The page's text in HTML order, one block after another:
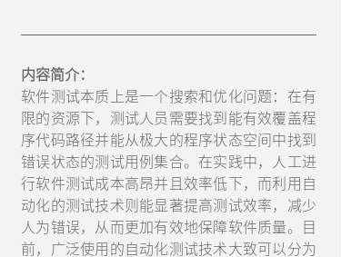
内容简介：
软件测试本质上是一个搜索和优化问题：在有
限的资源下，测试人员需要找到能有效覆盖程
序代码路径并能从极大的程序状态空间中找到
错误状态的测试用例集合。在实践中，人工进
行软件测试成本高昂并且效率低下，而利用自
动化的测试技术则能显著提高测试效率，减少
人为错误，从而更加有效地保障软件质量。目
前，广泛使用的自动化测试技术大致可以分为